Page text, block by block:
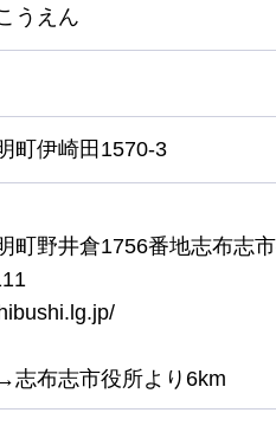
うえん
町伊崎田1570-3
町野井倉1756番地志布志
志布志市役所より6km